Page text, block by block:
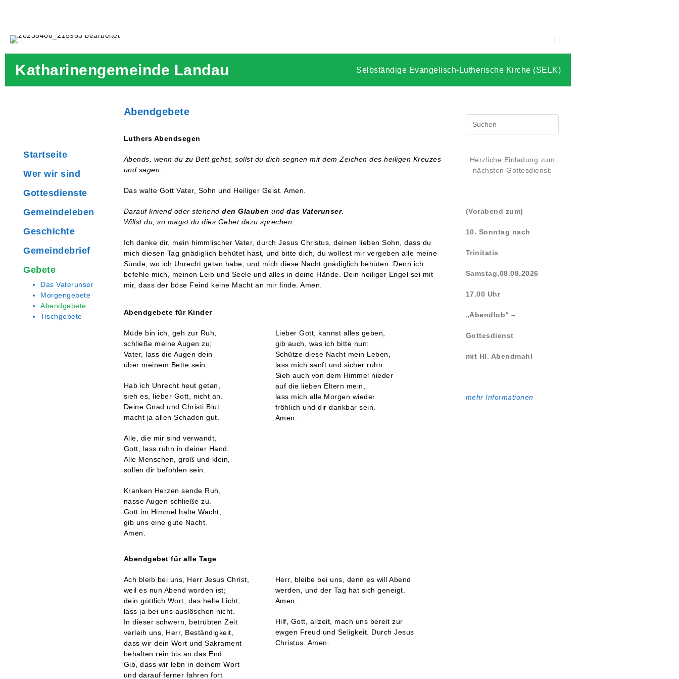
Katharinengemeinde Landau Selbständige Evangelisch-Lutherische Kirche (SELK)
Startseite
Wer wir sind
Gottesdienste
Gemeindeleben
Geschichte
Gemeindebrief
Gebete
Das Vaterunser
Morgengebete
Abendgebete
Tischgebete
Abendgebete
Luthers Abendsegen
Abends, wenn du zu Bett gehst, sollst du dich segnenmit dem Zeichen des heiligen Kreuzes
und sagen:
Das walte Gott Vater, Sohn und Heiliger Geist. Amen.
Darauf kniend oder stehendden Glauben unddas Vaterunser.
Willst du, so magst du dies Gebet dazu sprechen:
Ich danke dir, mein himmlischer Vater, durch Jesus Christus, deinen lieben Sohn, dass du
mich diesen Tag gnädiglich behütet hast, und bitte dich, du wollest mir vergeben alle meine
Sünde, wo ich Unrecht getan habe, und mich diese Nacht gnädiglich behüten. Denn ich
befehle mich, meinen Leib und Seele und alles in deine Hände. Dein heiliger Engel sei mit
mir, dass der böse Feind keine Macht an mir finde. Amen.
Abendgebete für Kinder
Müde bin ich, geh zur Ruh,
schließe meine Augen zu;
Vater, lass die Augen dein
über meinem Bette sein.
Hab ich Unrecht heut getan,
sieh es, lieber Gott, nicht an.
Deine Gnad und Christi Blut
macht ja allen Schaden gut.
Alle, die mir sind verwandt,
Gott, lass ruhn in deiner Hand.
Alle Menschen, groß und klein,
sollen dir befohlen sein.
Kranken Herzen sende Ruh,
nasse Augen schließe zu.
Gott im Himmel halte Wacht,
gib uns eine gute Nacht.
Amen.
Lieber Gott, kannst alles geben,
gib auch, was ich bitte nun:
Schütze diese Nacht mein Leben,
lass mich sanft und sicher ruhn.
Sieh auch von dem Himmel nieder
auf die lieben Eltern mein,
lass mich alle Morgen wieder
fröhlich und dir dankbar sein.
Amen.
Abendgebet für alle Tage
Ach bleib bei uns, Herr Jesus Christ,
weil es nun Abend worden ist;
dein göttlich Wort, das helle Licht,
lass ja bei uns auslöschen nicht.
In dieser schwern, betrübten Zeit
verleih uns, Herr, Beständigkeit,
dass wir dein Wort und Sakrament
behalten rein bis an das End.
Gib, dass wir lebn in deinem Wort
und darauf ferner fahren fort
Herr, bleibe bei uns, denn es will Abend
werden, und der Tag hat sich geneigt.
Amen.
Hilf, Gott, allzeit, mach uns bereit zur
ewgen Freud und Seligkeit. Durch Jesus
Christus. Amen.
Herzliche Einladung zum
nächsten Gottesdienst:
(Vorabend zum)
10. Sonntag nach
Trinitatis
Samstag,08.08.2026
17.00 Uhr
„Abendlob“ –
Gottesdienst
mit Hl. Abendmahl
mehr Informationen